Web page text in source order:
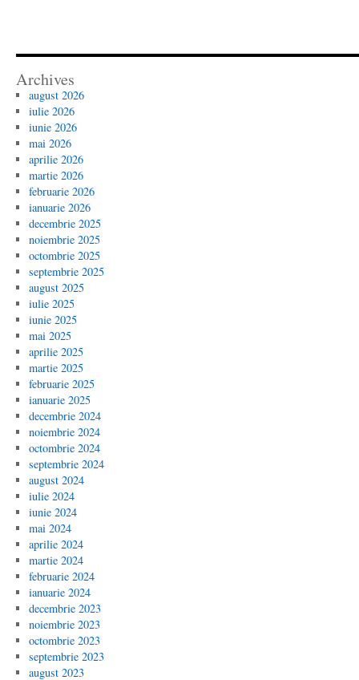
Archives
august 2026
iulie 2026
iunie 2026
mai 2026
aprilie 2026
martie 2026
februarie 2026
ianuarie 2026
decembrie 2025
noiembrie 2025
octombrie 2025
septembrie 2025
august 2025
iulie 2025
iunie 2025
mai 2025
aprilie 2025
martie 2025
februarie 2025
ianuarie 2025
decembrie 2024
noiembrie 2024
octombrie 2024
septembrie 2024
august 2024
iulie 2024
iunie 2024
mai 2024
aprilie 2024
martie 2024
februarie 2024
ianuarie 2024
decembrie 2023
noiembrie 2023
octombrie 2023
septembrie 2023
august 2023